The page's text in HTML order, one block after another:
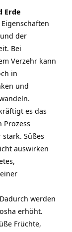
Erde
der
. Bei
Verzehr kann
in
und
es das
Prozess
Süßes
auswirken
werden
erhöht.
Früchte,